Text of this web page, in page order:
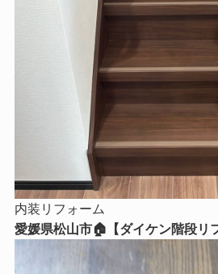
内装リフォーム
愛媛県松山市🏠【ダイケン階段リ
日使う階段を美しく、安全で快適